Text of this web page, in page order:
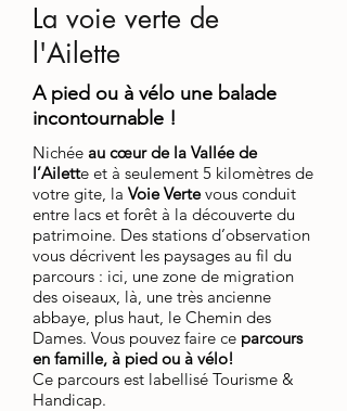
La voie verte de
l'Ailette
A pied ou à vélo une balade
incontournable !
Nichée au cœur de la Vallée de
l’Ailette et à seulement 5 kilomètres de
votre gite, la Voie Vertevous conduit
entre lacs et forêt à la découverte du
patrimoine. Des stations d’observation
vous décrivent les paysages au fil du
parcours : ici, une zone de migration
des oiseaux, là, une très ancienne
abbaye, plus haut, le Chemin des
Dames. Vous pouvez faire ce parcours
en famille, à pied ou à vélo!
Ce parcours est labellisé Tourisme &
Handicap.